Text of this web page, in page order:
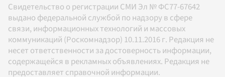
Свидетельство о регистрации СМИ Эл № ФС77-67642
выдано федеральной службой по надзору в сфере
связи, информационных технологий и массовых
коммуникаций (Роскомнадзор) 10.11.2016 г. Редакция не
несет ответственности за достоверность информации,
содержащейся в рекламных объявлениях. Редакция не
предоставляет справочной информации.